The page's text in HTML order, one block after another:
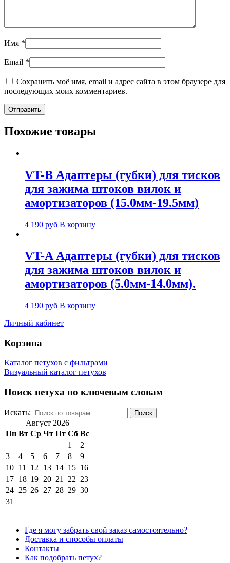
Имя *
Email *
Сохранить моё имя, email и адрес сайта в этом браузере для
последующих моих комментариев.
Похожие товары
VT-B Адаптеры (губки) для тисков
для зажима штоков вилок и
амортизаторов (15.0мм-19.5мм)
4 190 руб В корзину
VT-A Адаптеры (губки) для тисков
для зажима штоков вилок и
амортизаторов (5.0мм-14.0мм).
4 190 руб В корзину
Личный кабинет
Корзина
Каталог петухов с фильтрами
Визуальный каталог петухов
Поиск петуха по ключевым словам
Искать: Поиск
Август 2026
Пн Вт Ср Чт Пт Сб Вс
1
2
3
4 5 6 7 8
9
10 11 12 13 14 15 16
17 18 19 20 21 22 23
24 25 26 27 28 29 30
31
Где я могу забрать свой заказ самостоятельно?
Доставка и способы оплаты
Контакты
Как подобрать петух?